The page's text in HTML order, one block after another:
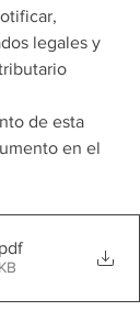
legales y
de esta
en el